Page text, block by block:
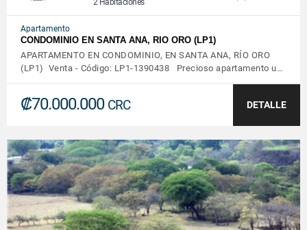
Apartamento
CONDOMINIO EN SANTA ANA, RIO ORO (LP1)
APARTAMENTO EN CONDOMINIO, EN SANTA ANA, RÍO ORO
(LP1) Venta - Código: LP1-1390438 Precioso apartamento u…
₡70.000.000 CRC DETALLE